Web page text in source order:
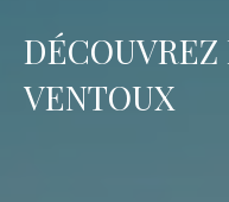
VENTOUX